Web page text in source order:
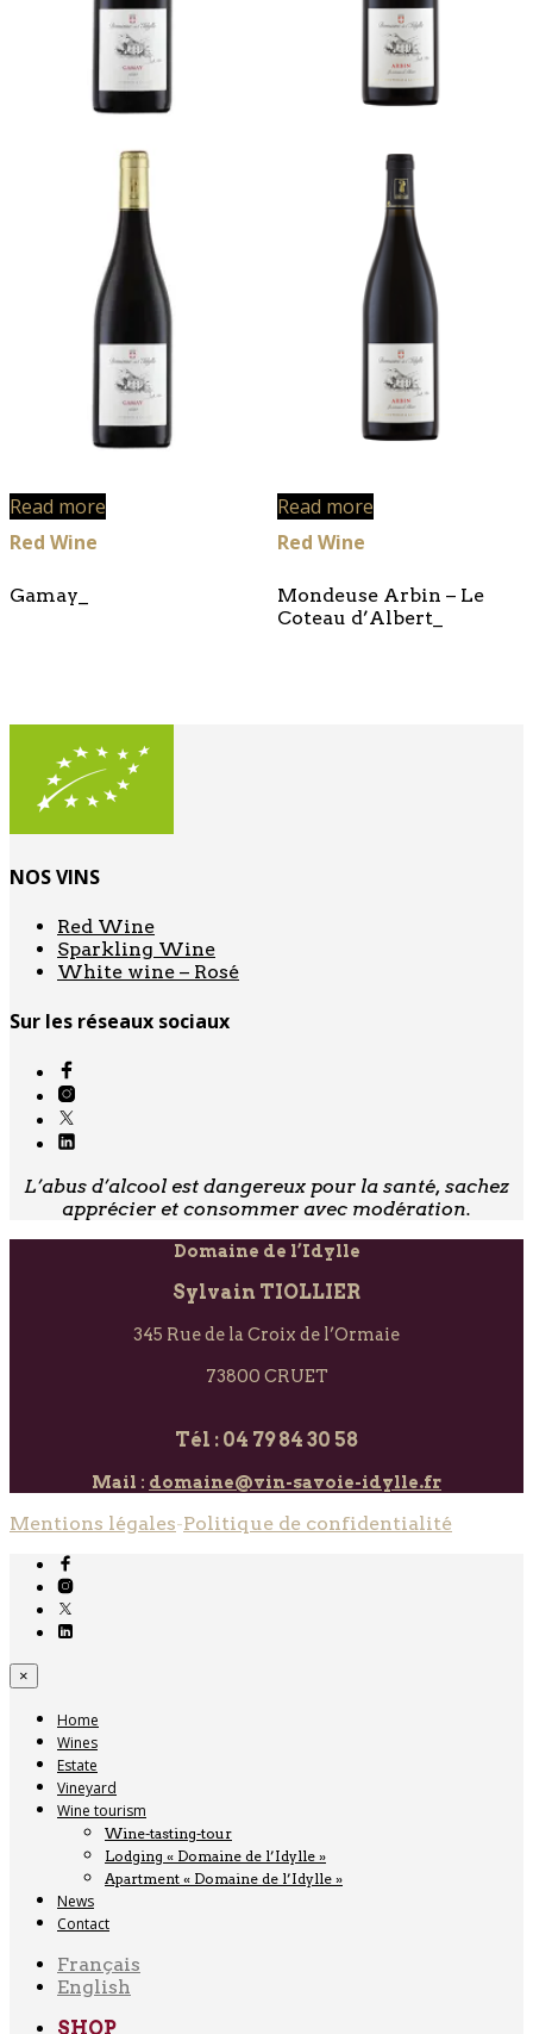
Read more
Red Wine
Gamay_
Read more
Red Wine
Mondeuse Arbin – Le
Coteau d’Albert_
NOS VINS
Red Wine
Sparkling Wine
White wine – Rosé
Sur les réseaux sociaux
L’abus d’alcool est dangereux pour la santé, sachez
apprécier et consommer avec modération.
Domaine de l’Idylle
Sylvain TIOLLIER
345 Rue de la Croix de l’Ormaie
73800 CRUET
Tél : 04 79 84 30 58
Mail : domaine@vin-savoie-idylle.fr
Mentions légales-Politique de confidentialité
×
Home
Wines
Estate
Vineyard
Wine tourism
Wine-tasting-tour
Lodging « Domaine de l’Idylle »
Apartment « Domaine de l’Idylle »
News
Contact
Français
English
SHOP